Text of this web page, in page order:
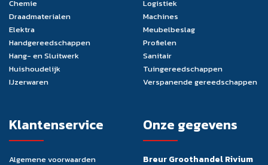
Chemie
Draadmaterialen
Elektra
Handgereedschappen
Hang- en Sluitwerk
Huishoudelijk
IJzerwaren
Logistiek
Machines
Meubelbeslag
Profielen
Sanitair
Tuingereedschappen
Verspanende gereedschappen
Klantenservice
Algemene voorwaarden
Onze gegevens
Breur Groothandel Rivium